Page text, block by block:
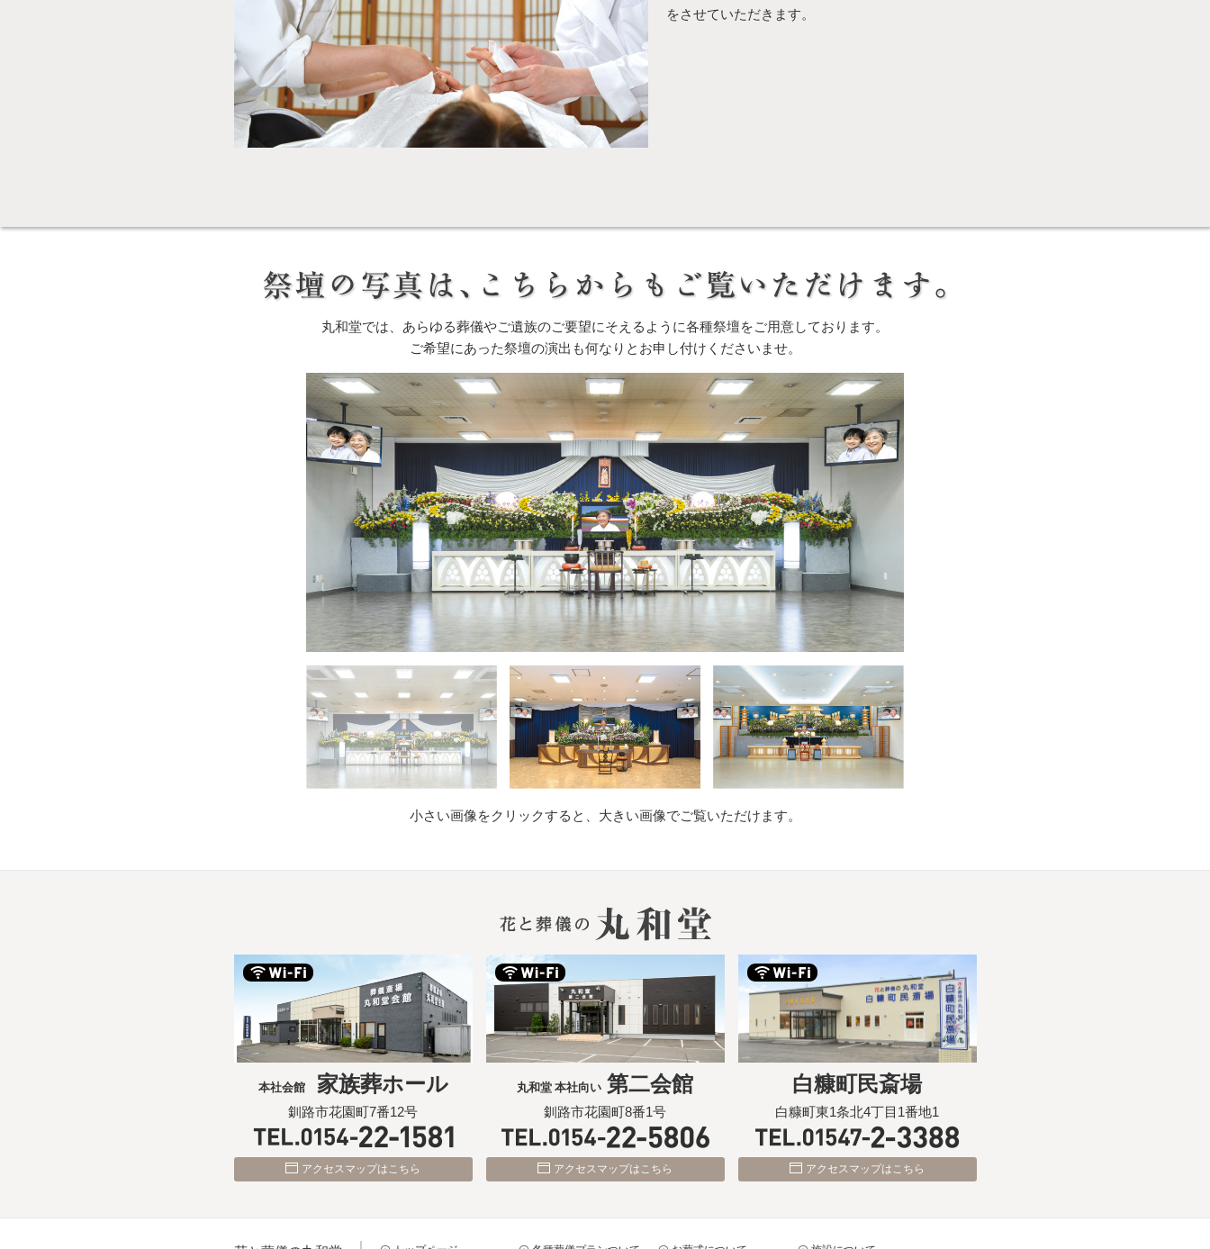
をさせていただきます。
丸和堂では、あらゆる葬儀やご遺族のご要望にそえるように各種祭壇をご用意しております。
ご希望にあった祭壇の演出も何なりとお申し付けくださいませ。
小さい画像をクリックすると、大きい画像でご覧いただけます。
本社会館 家族葬ホール
釧路市花園町7番12号
アクセスマップはこちら
丸和堂 本社向い 第二会館
釧路市花園町8番1号
アクセスマップはこちら
白糠町民斎場
白糠町東1条北4丁目1番地1
アクセスマップはこちら